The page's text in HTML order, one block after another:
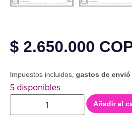
$ 2.650.000
Impuestos incluidos, gastos de envió
5 disponibles
Añadir al